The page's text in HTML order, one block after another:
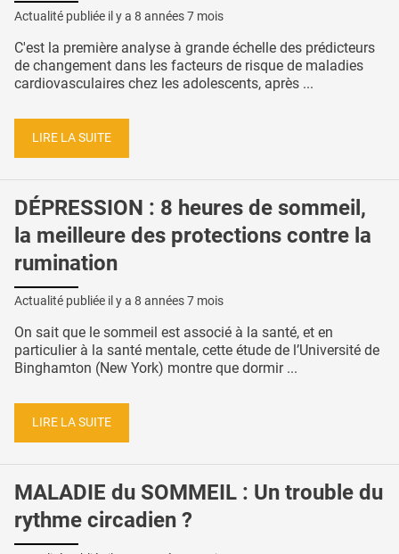
Actualité publiée il y a 8 années 7 mois
C'est la première analyse à grande échelle des prédicteurs
de changement dans les facteurs de risque de maladies
cardiovasculaires chez les adolescents, après ...
LIRE LA SUITE
DÉPRESSION : 8 heures de sommeil,
la meilleure des protections contre la
rumination
Actualité publiée il y a 8 années 7 mois
On sait que le sommeil est associé à la santé, et en
particulier à la santé mentale, cette étude de l’Université de
Binghamton (New York) montre que dormir ...
LIRE LA SUITE
MALADIE du SOMMEIL : Un trouble du
rythme circadien ?